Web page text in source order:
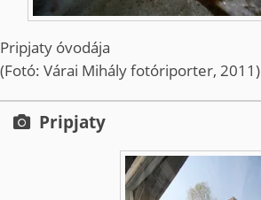
Pripjaty óvodája
(Fotó: Várai Mihály fotóriporter, 2011)
Pripjaty